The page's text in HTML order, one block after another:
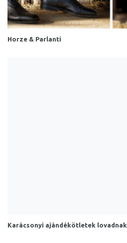
Horze & Parlanti
Karácsonyi ajándékötletek lovadnak